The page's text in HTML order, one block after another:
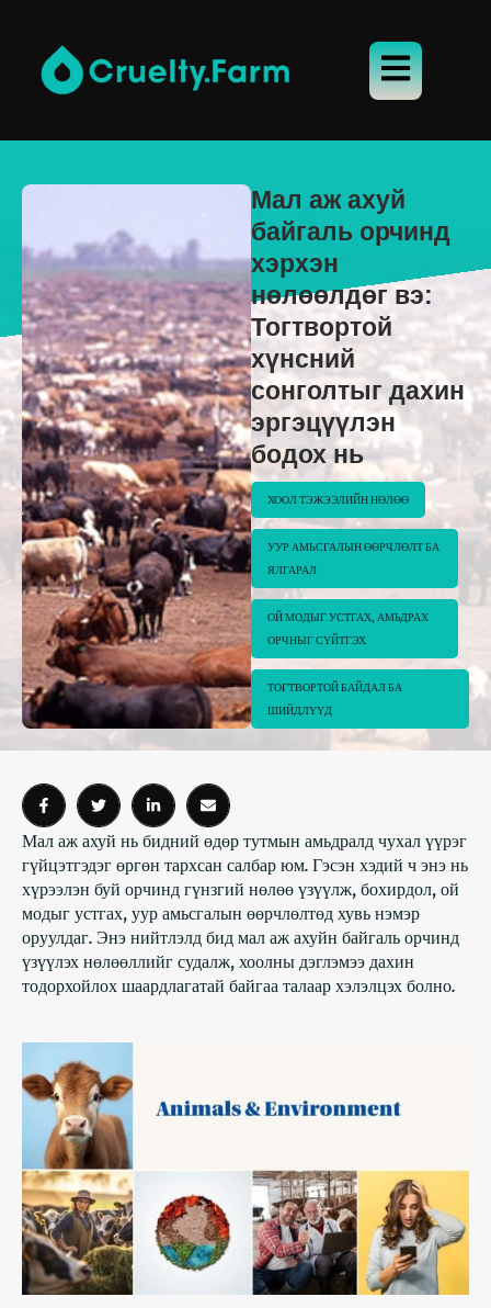
Мал аж ахуй
байгаль орчинд
хэрхэн
нөлөөлдөг вэ:
Тогтвортой
хүнсний
сонголтыг дахин
эргэцүүлэн
бодох нь
ХООЛ ТЭЖЭЭЛИЙН НӨЛӨӨ
УУР АМЬСГАЛЫН ӨӨРЧЛӨЛТ БА
ЯЛГАРАЛ
ОЙ МОДЫГ УСТГАХ, АМЬДРАХ
ОРЧНЫГ СҮЙТГЭХ
ТОГТВОРТОЙ БАЙДАЛ БА
ШИЙДЛҮҮД
Мал аж ахуй нь бидний өдөр тутмын амьдралд чухал үүрэг
гүйцэтгэдэг өргөн тархсан салбар юм. Гэсэн хэдий ч энэ нь
хүрээлэн буй орчинд гүнзгий нөлөө үзүүлж, бохирдол, ой
модыг устгах, уур амьсгалын өөрчлөлтөд хувь нэмэр
оруулдаг. Энэ нийтлэлд бид мал аж ахуйн байгаль орчинд
үзүүлэх нөлөөллийг судалж, хоолны дэглэмээ дахин
тодорхойлох шаардлагатай байгаа талаар хэлэлцэх болно.